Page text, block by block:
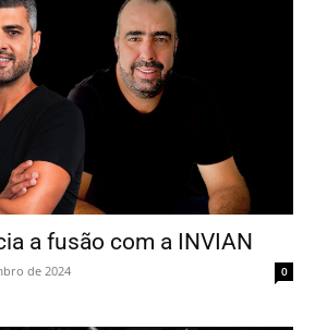
a fusão com a INVIAN
de 2024 0